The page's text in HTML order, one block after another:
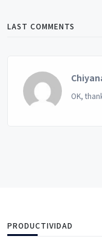
LAST COMMENTS
OK,
PRODUCTIVIDAD